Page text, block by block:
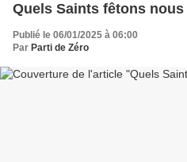
Quels Saints fêtons
Publié le 06/01/2025 à 06:00
Par Parti de Zéro